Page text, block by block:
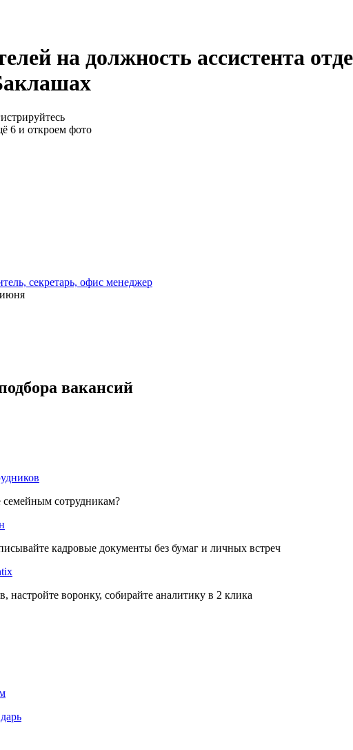
на должность ассистента
6 и откроем фото
секретарь, офис менеджер
вакансий
семейным сотрудникам?
кадровые документы без бумаг и личных встреч
настройте воронку, собирайте аналитику в 2 клика